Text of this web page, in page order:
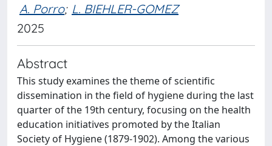
A. Porro; L. BIEHLER-GOMEZ
2025
Abstract
This study examines the theme of scientific
dissemination in the field of hygiene during the last
quarter of the 19th century, focusing on the health
education initiatives promoted by the Italian
Society of Hygiene (1879-1902). Among the various